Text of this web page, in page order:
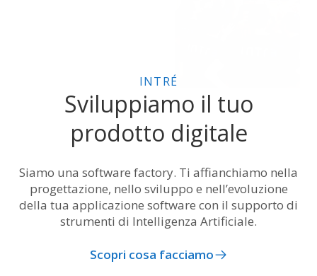
INTRÉ
Sviluppiamo il tuo
prodotto digitale
Siamo una software factory. Ti affianchiamo nella
progettazione, nello sviluppo e nell’evoluzione
della tua applicazione software con il supporto di
strumenti di Intelligenza Artificiale.
Scopri cosa facciamo